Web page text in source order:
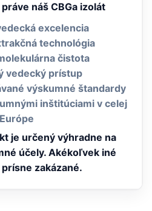
náš CBGa izolát
excelencia
technológia
čistota
vedecký prístup
výskumné štandardy
inštitúciami v celej
Európe
je určený výhradne na
účely. Akékoľvek iné
zakázané.